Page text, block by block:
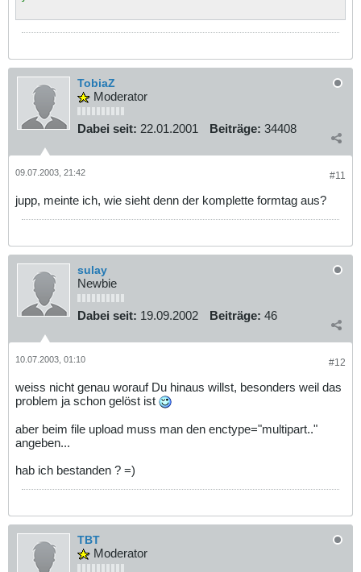
TobiaZ
Moderator
Dabei seit: 22.01.2001 Beiträge: 34408
#11
09.07.2003, 21:42
jupp, meinte ich, wie sieht denn der komplette formtag aus?
sulay
Newbie
Dabei seit: 19.09.2002 Beiträge: 46
#12
10.07.2003, 01:10
weiss nicht genau worauf Du hinaus willst, besonders weil das
problem ja schon gelöst ist
aber beim file upload muss man den enctype="multipart.."
angeben...
hab ich bestanden ? =)
TBT
Moderator